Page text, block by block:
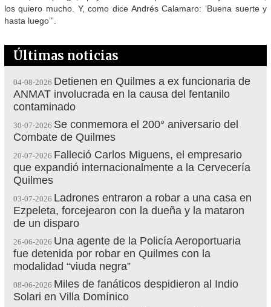
los quiero mucho. Y, como dice Andrés Calamaro: ‘Buena suerte y
hasta luego’”.
Últimas noticias
04-08-2026 Detienen en Quilmes a ex funcionaria de
ANMAT involucrada en la causa del fentanilo
contaminado
30-07-2026 Se conmemora el 200° aniversario del
Combate de Quilmes
20-07-2026 Falleció Carlos Miguens, el empresario
que expandió internacionalmente a la Cervecería
Quilmes
03-07-2026 Ladrones entraron a robar a una casa en
Ezpeleta, forcejearon con la dueña y la mataron
de un disparo
26-06-2026 Una agente de la Policía Aeroportuaria
fue detenida por robar en Quilmes con la
modalidad “viuda negra”
08-06-2026 Miles de fanáticos despidieron al Indio
Solari en Villa Domínico